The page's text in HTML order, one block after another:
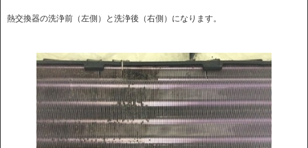
熱交換器の洗浄前（左側）と洗浄後（右側）になります。